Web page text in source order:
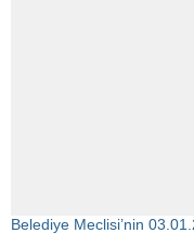
Belediye Meclisi’nin